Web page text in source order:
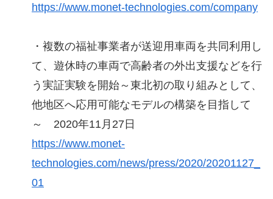
https://www.monet-technologies.com/company
・複数の福祉事業者が送迎用車両を共同利用し
て、遊休時の車両で高齢者の外出支援などを行
う実証実験を開始～東北初の取り組みとして、
他地区へ応用可能なモデルの構築を目指して
～ 2020年11月27日
https://www.monet-
technologies.com/news/press/2020/20201127_
01